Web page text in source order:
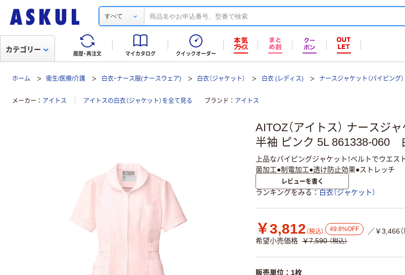
すべて
履歴・再注文 マイカタログ クイックオーダー
カテゴリー
ホーム 衛生/医療/介護 白衣・ナース服(ナースウェア) 白衣（ジャケット） 白衣 (レディス) ナースジャケット（パイピング）
メーカー アイトス アイトスの白衣（ジャケット）を全て見る ブランド アイトス
AITOZ（アイトス） ナースジ
半袖 ピンク 5L 861338-060 白
上品なパイピングジャケット！ベルトでウエ
菌加工●制電加工●透け防止効果●ストレッチ
レビューを書く
ランキングをみる 白衣（ジャケット）
￥3,812 （税込） 49.8%OFF
／￥3,466（
希望小売価格 ￥7,590 （税込）
販売単位：1枚